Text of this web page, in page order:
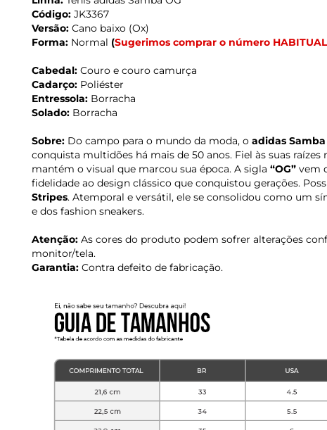
Código: JK3367
Versão: Cano baixo (Ox)
Forma: Normal (Sugerimos comprar o número HABITUAL
Cabedal: Couro e couro camurça
Cadarço: Poliéster
Entressola: Borracha
Solado: Borracha
Sobre: Do campo para o mundo da moda, o adidas Samba
conquista multidões há mais de 50 anos. Fiel às suas raízes
mantém o visual que marcou sua época. A sigla “OG” vem
fidelidade ao design clássico que conquistou gerações.
Stripes. Atemporal e versátil, ele se consolidou como um
e dos fashion sneakers.
Atenção: As cores do produto podem sofrer alterações
monitor/tela.
Garantia: Contra defeito de fabricação.